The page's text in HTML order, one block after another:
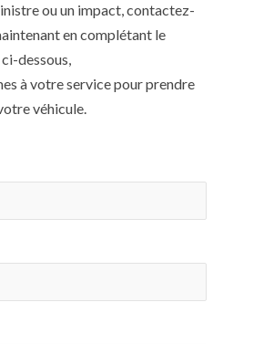
ou un impact, contactez-
en complétant le
dessous,
à votre service pour prendre
véhicule.